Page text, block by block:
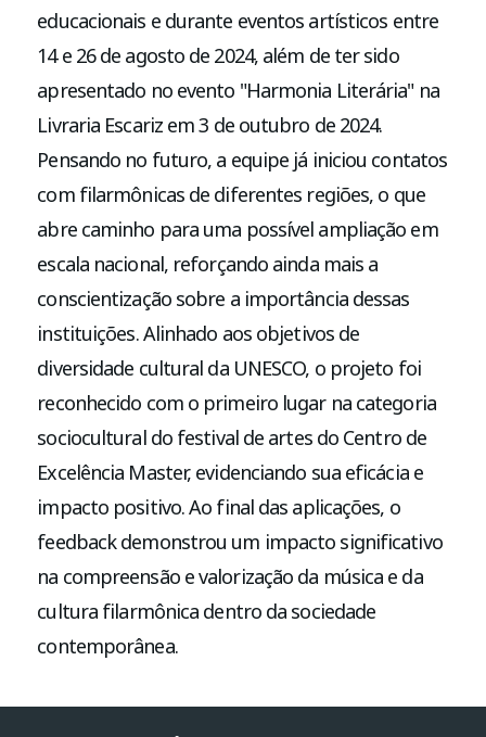
educacionais e durante eventos artísticos entre
14 e 26 de agosto de 2024, além de ter sido
apresentado no evento "Harmonia Literária" na
Livraria Escariz em 3 de outubro de 2024.
Pensando no futuro, a equipe já iniciou contatos
com filarmônicas de diferentes regiões, o que
abre caminho para uma possível ampliação em
escala nacional, reforçando ainda mais a
conscientização sobre a importância dessas
instituições. Alinhado aos objetivos de
diversidade cultural da UNESCO, o projeto foi
reconhecido com o primeiro lugar na categoria
sociocultural do festival de artes do Centro de
Excelência Master, evidenciando sua eficácia e
impacto positivo. Ao final das aplicações, o
feedback demonstrou um impacto significativo
na compreensão e valorização da música e da
cultura filarmônica dentro da sociedade
contemporânea.